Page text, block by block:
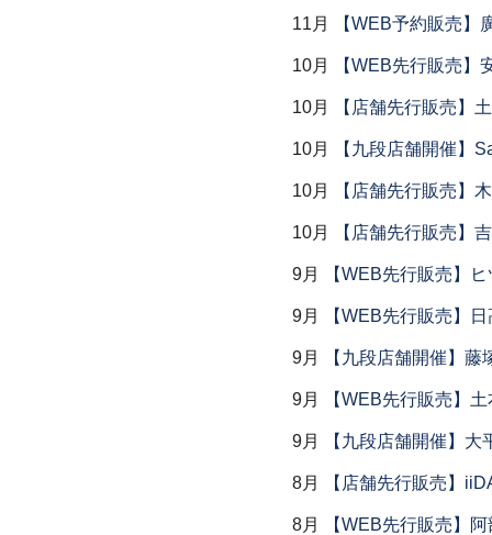
11月 【WEB予約販売】
10月 【WEB先行販売】
10月 【店舗先行販売】
10月 【九段店舗開催】
10月 【店舗先行販売】
10月 【店舗先行販売】
9月 【WEB先行販売】
9月 【WEB先行販売】
9月 【九段店舗開催】藤
9月 【WEB先行販売】
9月 【九段店舗開催】大
8月 【店舗先行販売】
8月 【WEB先行販売】